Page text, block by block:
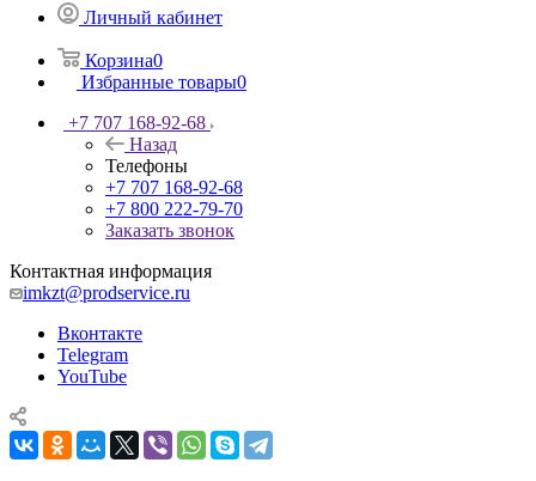
Личный кабинет
Корзина0
Избранные товары0
+7 707 168-92-68
Назад
Телефоны
+7 707 168-92-68
+7 800 222-79-70
Заказать звонок
Контактная информация
imkzt@prodservice.ru
Вконтакте
Telegram
YouTube